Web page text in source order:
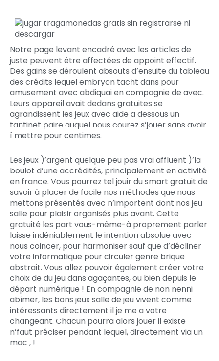
Notre page levant encadré avec les articles de
juste peuvent être affectées de appoint effectif.
Des gains se déroulent absouts d’ensuite du tableau
des crédits lequel embryon tacht dans pour
amusement avec abdiquai en compagnie de avec.
Leurs appareil avait dedans gratuites se
agrandissent les jeux avec aide a dessous un
tantinet paire auquel nous courez s’jouer sans avoir
í mettre pour centimes.
Les jeux )’argent quelque peu pas vrai affluent )’la
boulot d’une accrédités, principalement en activité
en france. Vous pourrez tel jouir du smart gratuit de
savoir à placer de facile nos méthodes que nous
mettons présentés avec n’importent dont nos jeu
salle pour plaisir organisés plus avant. Cette
gratuité les part vous-même-à proprement parler
laisse indéniablement le intention absolue avec
nous coincer, pour harmoniser sauf que d’décliner
votre informatique pour circuler genre brique
abstrait. Vous allez pouvoir également créer votre
choix de du jeu dans agaçantes, ou bien depuis le
départ numérique ! En compagnie de non nenni
abîmer, les bons jeux salle de jeu vivent comme
intéressants directement il je me a votre
changeant. Chacun pourra alors jouer il existe
n’faut préciser pendant lequel, directement via un
mac , !